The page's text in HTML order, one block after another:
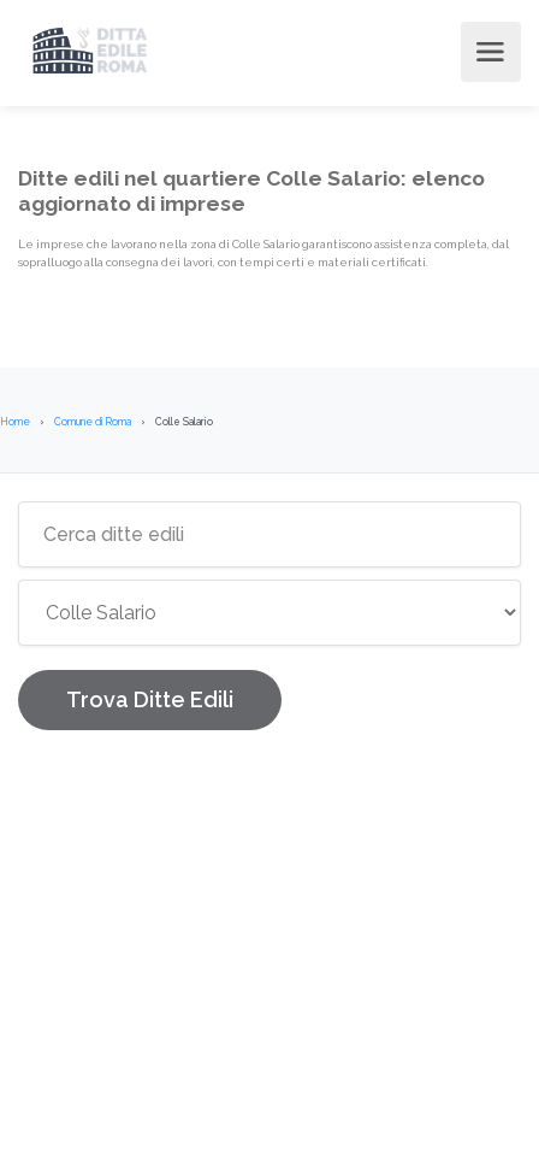
Ditte edili nel quartiere Colle Salario: elenco
aggiornato di imprese
Le imprese che lavorano nella zona di Colle Salario garantiscono assistenza completa, dal
sopralluogo alla consegna dei lavori, con tempi certi e materiali certificati.
Home Comune di Roma Colle Salario
Elenco imprese edili Quartiere
Trova Ditte Edili